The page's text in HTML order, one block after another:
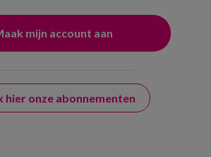
hier onze abonnementen